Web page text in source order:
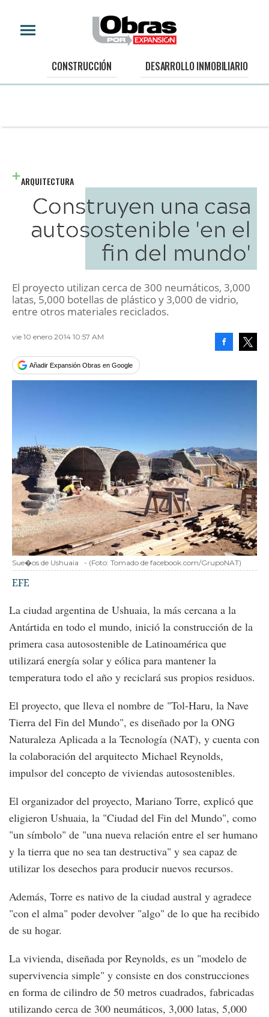
CONSTRUCCIÓN DESARROLLO INMOBILIARIO
ARQUITECTURA
Construyen una casa
autosostenible 'en el
fin del mundo'
El proyecto utilizan cerca de 300 neumáticos, 3,000
latas, 5,000 botellas de plástico y 3,000 de vidrio,
entre otros materiales reciclados.
vie 10 enero 2014 10:57 AM
Añadir Expansión Obras en Google
Sue�os de Ushuaia - (Foto: Tomado de facebook.com/GrupoNAT)
EFE
La ciudad argentina de Ushuaia, la más cercana a la
Antártida en todo el mundo, inició la construcción de la
primera casa autosostenible de Latinoamérica que
utilizará energía solar y eólica para mantener la
temperatura todo el año y reciclará sus propios residuos.
El proyecto, que lleva el nombre de "Tol-Haru, la Nave
Tierra del Fin del Mundo", es diseñado por la ONG
Naturaleza Aplicada a la Tecnología (NAT), y cuenta con
la colaboración del arquitecto Michael Reynolds,
impulsor del concepto de viviendas autosostenibles.
El organizador del proyecto, Mariano Torre, explicó que
eligieron Ushuaia, la "Ciudad del Fin del Mundo", como
"un símbolo" de "una nueva relación entre el ser humano
y la tierra que no sea tan destructiva" y sea capaz de
utilizar los desechos para producir nuevos recursos.
Además, Torre es nativo de la ciudad austral y agradece
"con el alma" poder devolver "algo" de lo que ha recibido
de su hogar.
La vivienda, diseñada por Reynolds, es un "modelo de
supervivencia simple" y consiste en dos construcciones
en forma de cilindro de 50 metros cuadrados, fabricadas
utilizando cerca de 300 neumáticos, 3,000 latas, 5,000